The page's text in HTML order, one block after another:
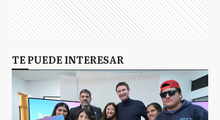
TE PUEDE INTERESAR